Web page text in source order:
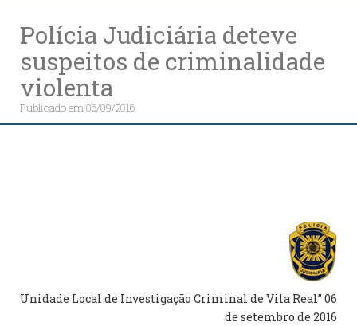
Polícia Judiciária deteve
suspeitos de criminalidade
violenta
Publicado em06/09/2016
Unidade Local de Investigação Criminal de Vila Real” 06
de setembro de 2016